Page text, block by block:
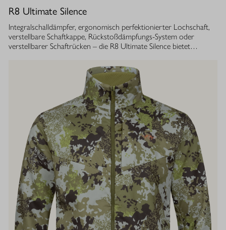
R8 Ultimate Silence
Integralschalldämpfer, ergonomisch perfektionierter Lochschaft,
verstellbare Schaftkappe, Rückstoßdämpfungs-System oder
verstellbarer Schaftrücken – die R8 Ultimate Silence bietet
auf die eigenen Bedürfnisse abstimmen und tragen aktiv zum
besseren Treffen bei. Gleichzeitig ist ihre Konstruktion ganzheitlich
auf den Schutz des Gehörs von Jäger und Hund abgestimmt.
Immer, bei jedem Schuss. Dafür sorgt der Blaser
Integralschalldämpfer. Dank gleichmäßig über den gesamten Lauf
verteilter Masse, bietet die R8 Ultimate Silence die erstklassige
Balance und Führigkeit, die jedes R8 Modell auszeichnet. Die ­
Außenkontur von Lauf- und Schalldämpfermantel ist in
stufenlosem Bull-Barrel-Design gestaltet, das ihr sowohl ein
geringes Gewicht als auch ein ausgesprochen attraktives
Gesamtbild verleiht.